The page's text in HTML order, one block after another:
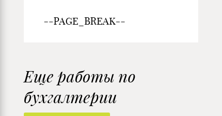
--PAGE_BREAK--
Еще работы по
бухгалтерии